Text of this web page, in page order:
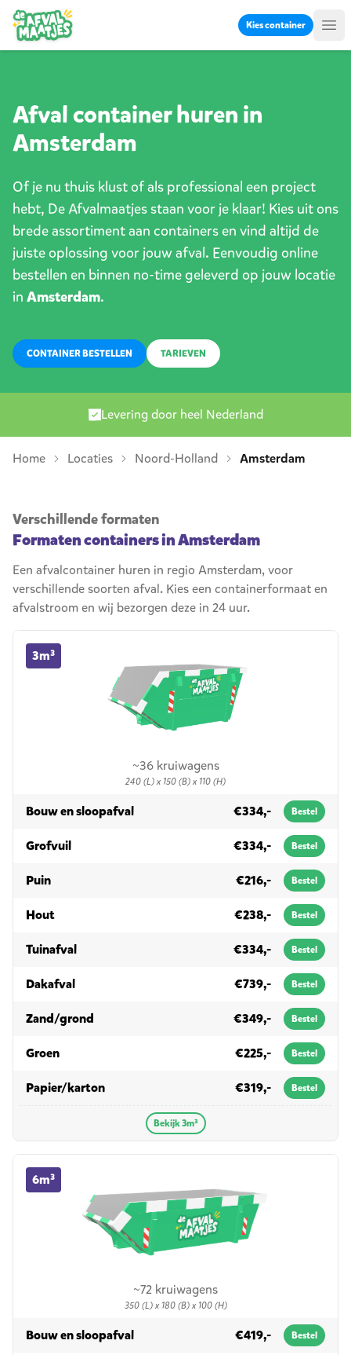
Kies container
Afval container huren in
Amsterdam
Of je nu thuis klust of als professional een project
hebt, De Afvalmaatjes staan voor je klaar! Kies uit ons
brede assortiment aan containers en vind altijd de
juiste oplossing voor jouw afval. Eenvoudig online
bestellen en binnen no-time geleverd op jouw locatie
in Amsterdam.
CONTAINER BESTELLEN TARIEVEN
Levering door heel Nederland
Home Locaties Noord-Holland Amsterdam
Verschillende formaten
Formaten containers in Amsterdam
Een afvalcontainer huren in regio Amsterdam, voor
verschillende soorten afval. Kies een containerformaat en
afvalstroom en wij bezorgen deze in 24 uur.
~36 kruiwagens
240 (L) x 150 (B) x 110 (H)
3m³
3m³ container huren
Bouw en sloopafvalin 3m³ €334,- Bestel
Grofvuilin 3m³ €334,- Bestel
Puinin 3m³ €216,- Bestel
Houtin 3m³ €238,- Bestel
Tuinafvalin 3m³ €334,- Bestel
Dakafvalin 3m³ €739,- Bestel
Zand/grond €349,- Bestel
Groenin 3m³ €225,- Bestel
Papier/kartonin 3m³ €319,- Bestel
Bekijk 3m³
~72 kruiwagens
350 (L) x 180 (B) x 100 (H)
6m³
6m³ container huren
Bouw en sloopafvalin 6m³ €419,- Bestel